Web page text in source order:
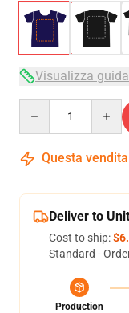
Visualizza
Questa
Deliver to
Cost to ship:
Standard -
Production